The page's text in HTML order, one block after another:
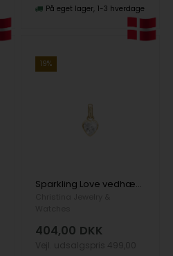
På eget lager 1-3 hverdage
19%
Sparkling Love vedhæng og halskæde i Forgyldt sterling sølv fra Christina Jewelry
404,00 DKK